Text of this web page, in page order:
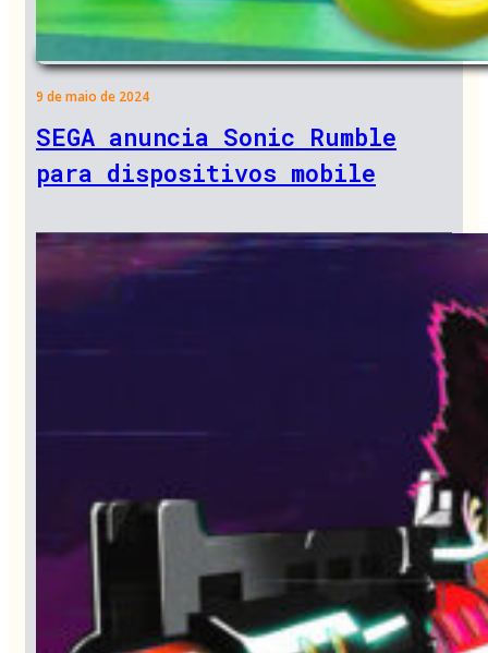
9 de maio de 2024
SEGA anuncia Sonic Rumble
para dispositivos mobile